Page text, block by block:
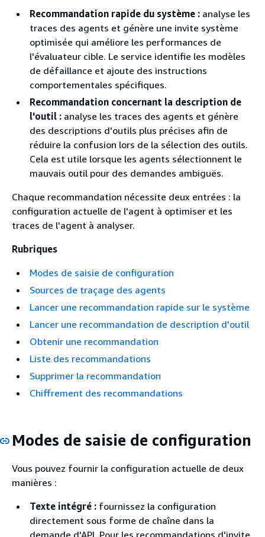
Recommandation rapide du système : analyse les
traces des agents et génère une invite système
optimisée qui améliore les performances de
l'évaluateur cible. Le service identifie les modèles
de défaillance et ajoute des instructions
comportementales spécifiques.
Recommandation concernant la description de
l'outil : analyse les traces des agents et génère
des descriptions d'outils plus précises afin de
réduire la confusion lors de la sélection des outils.
Cela est utile lorsque les agents sélectionnent le
mauvais outil pour des demandes ambiguës.
Chaque recommandation nécessite deux entrées : la
configuration actuelle de l'agent à optimiser et les
traces de l'agent à analyser.
Rubriques
Modes de saisie de configuration
Sources de traçage des agents
Lancer une recommandation rapide sur le système
Lancer une recommandation de description d'outil
Obtenir une recommandation
Liste des recommandations
Supprimer la recommandation
Chiffrement des recommandations
Modes de saisie de configuration
Vous pouvez fournir la configuration actuelle de deux
manières :
Texte intégré : fournissez la configuration
directement sous forme de chaîne dans la
demande d'API. Pour les recommandations d'invite